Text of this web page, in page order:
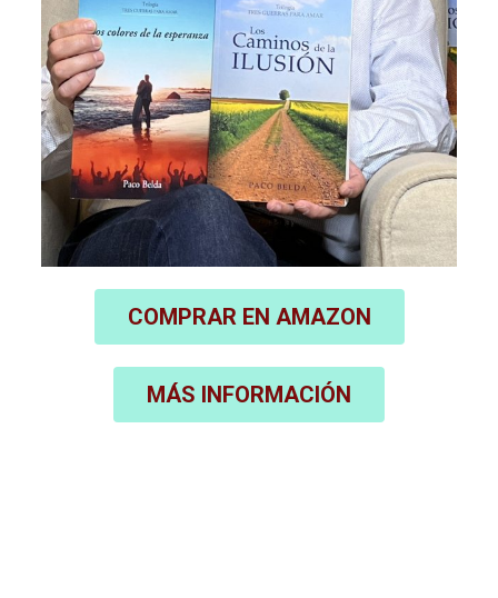
COMPRAR EN AMAZON
MÁS INFORMACIÓN